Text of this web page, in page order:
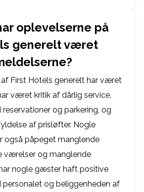
oplevelserne på
generelt været
First Hotels generelt har været
været kritik af dårlig service,
og parkering, og
af prisløfter. Nogle
også påpeget manglende
værelser og manglende
nogle gæster haft positive
personalet og beliggenheden af